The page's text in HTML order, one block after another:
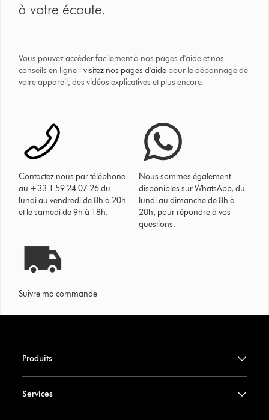
à votre écoute.
Vous pouvez accéder facilement à nos pages d'aide et nos
conseils en ligne -visitez nos pages d'aide pour le dépannage de
votre appareil, des vidéos explicatives et plus encore.
Contactez nous par téléphone
au +33 1 59 24 07 26 du
lundi au vendredi de 8h à 20h
et le samedi de 9h à 18h.
Nous sommes également
disponibles sur WhatsApp, du
lundi au dimanche de 8h à
20h, pour répondre à vos
questions.
Suivre ma commande
Produits
Services